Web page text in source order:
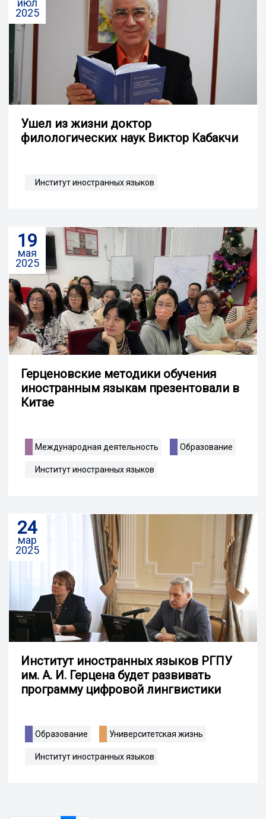
2025
Ушел из жизни доктор
филологических наук Виктор Кабакчи
Институт иностранных языков
19
мая
2025
Герценовские методики обучения
иностранным языкам презентовали в
Китае
Международная деятельность Образование
Институт иностранных языков
24
мар
2025
Институт иностранных языков РГПУ
им. А. И. Герцена будет развивать
программу цифровой лингвистики
Образование Университетская жизнь
Институт иностранных языков